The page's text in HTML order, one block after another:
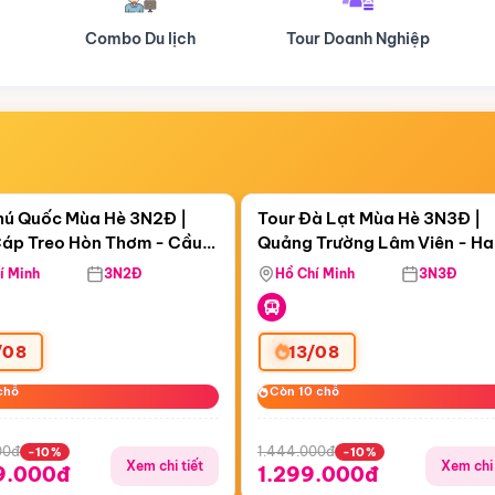
Tour Doanh Nghiệp Du lịch Hành Hương
04:30:56
Treo Hòn Thơm
Quốc Mùa Hè 3N2Đ |
Treo Hòn Thơm - Cầu
Viên Nước Aquatopia
Minh 3N2Đ
-10%
Xem chi tiết
Còn05 ngày 04:30:56
Tour Đà Lạt Mùa Hè 3N3Đ |
Quảng Trường Lâm Viên -
Hill - Puppy Farm
Hồ Chí Minh 3N3Đ
13/08
Còn 10 chỗ
Còn 10 chỗ
1.444.000đ -10%
1.299.000đ Xem